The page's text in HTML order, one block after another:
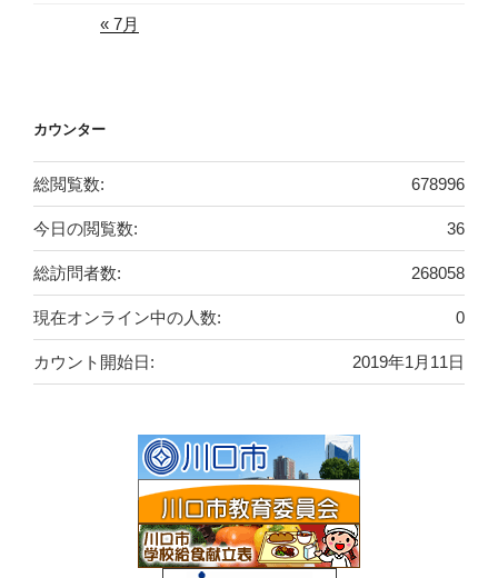
« 7月
カウンター
678996
総閲覧数:
36
今日の閲覧数:
268058
総訪問者数:
0
現在オンライン中の人数:
2019年1月11日
カウント開始日: